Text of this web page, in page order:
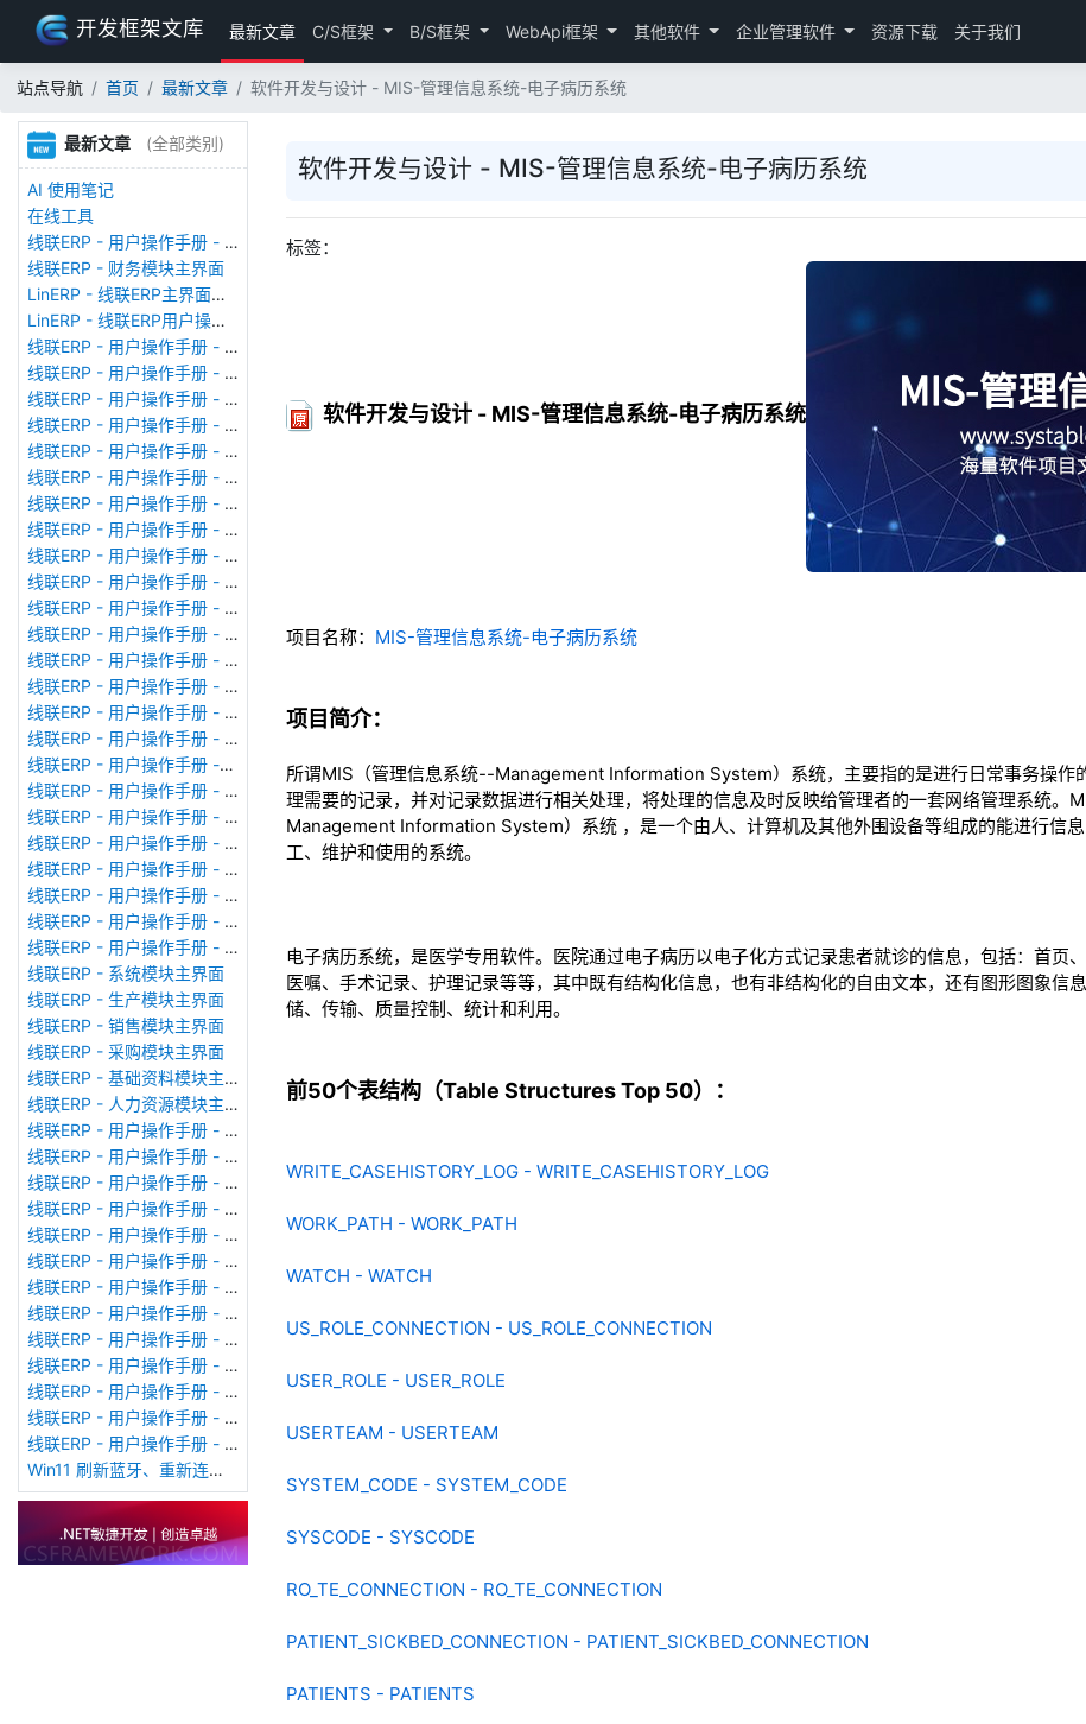
开发框架文库 最新文章 C/S框架 B/S框架 WebApi框架 其他软件 企业管理软件 资源下载 关于我们
站点导航 首页 最新文章 软件开发与设计 - MIS-管理信息系统-电子病历系统
最新文章 (全部类别)
AI 使用笔记
在线工具
线联ERP - 用户操作手册 - 存货期初
线联ERP - 财务模块主界面
LinERP - 线联ERP主界面（HOME）
LinERP - 线联ERP用户操作手册 - 系统登陆
线联ERP - 用户操作手册 - 查看在线用户
线联ERP - 用户操作手册 - 数据备份
线联ERP - 用户操作手册 - 工厂管理
线联ERP - 用户操作手册 - 帐套管理
线联ERP - 用户操作手册 - 语种设置
线联ERP - 用户操作手册 - 国际化多语言
线联ERP - 用户操作手册 - 报表管理
线联ERP - 用户操作手册 - 字段名管理
线联ERP - 用户操作手册 - 模块管理
线联ERP - 用户操作手册 - 广播消息
线联ERP - 用户操作手册 - 审计日志
线联ERP - 用户操作手册 - 公司资料设置
线联ERP - 用户操作手册 - 系统参数设置
线联ERP - 用户操作手册 - 单据类型
线联ERP - 用户操作手册 - 号码规则
线联ERP - 用户操作手册 - 功能菜单
线联ERP - 用户操作手册 -分配临时角色
线联ERP - 用户操作手册 - 组织架构
线联ERP - 用户操作手册 - 用户管理
线联ERP - 用户操作手册 - 角色/岗位管理
线联ERP - 用户操作手册 - 暂估入库明细表
线联ERP - 用户操作手册 - 物料收发明细表
线联ERP - 用户操作手册 - 即时库存余额表
线联ERP - 用户操作手册 - 库存账龄分析表
线联ERP - 系统模块主界面
线联ERP - 生产模块主界面
线联ERP - 销售模块主界面
线联ERP - 采购模块主界面
线联ERP - 基础资料模块主界面
线联ERP - 人力资源模块主界面
线联ERP - 用户操作手册 - 个人考勤报表（横向）
线联ERP - 用户操作手册 - 部门考勤报表
线联ERP - 用户操作手册 - 个人考勤报表
线联ERP - 用户操作手册 - 考勤计算
线联ERP - 用户操作手册 - 节假日管理
线联ERP - 用户操作手册 - 请假管理
线联ERP - 用户操作手册 - 补卡管理
线联ERP - 用户操作手册 - 考勤设备管理
线联ERP - 用户操作手册 - 考勤参数配置
线联ERP - 用户操作手册 - 考勤设备绑定
线联ERP - 用户操作手册 - 员工档案
线联ERP - 用户操作手册 - 班次管理
线联ERP - 用户操作手册 - 排班管理
Win11 刷新蓝牙、重新连接蓝牙音响
软件开发与设计 - MIS-管理信息系统-电子病历系统
标签：
软件开发与设计 - MIS-管理信息系统-电子病历系统
项目名称： MIS-管理信息系统-电子病历系统
项目简介：
所谓MIS（管理信息系统--Management Information System）系统，主要指的是进行日常事务操作
理需要的记录，并对记录数据进行相关处理，将处理的信息及时反映给管理者的一套网络管理系统。
Management Information System）系统 ，是一个由人、计算机及其他外围设备等组成的能进行信
工、维护和使用的系统。
电子病历系统，是医学专用软件。医院通过电子病历以电子化方式记录患者就诊的信息，包括：首页
医嘱、手术记录、护理记录等等，其中既有结构化信息，也有非结构化的自由文本，还有图形图象信
储、传输、质量控制、统计和利用。
前50个表结构（Table Structures Top 50）：
WRITE_CASEHISTORY_LOG - WRITE_CASEHISTORY_LOG
WORK_PATH - WORK_PATH
WATCH - WATCH
US_ROLE_CONNECTION - US_ROLE_CONNECTION
USER_ROLE - USER_ROLE
USERTEAM - USERTEAM
SYSTEM_CODE - SYSTEM_CODE
SYSCODE - SYSCODE
RO_TE_CONNECTION - RO_TE_CONNECTION
PATIENT_SICKBED_CONNECTION - PATIENT_SICKBED_CONNECTION
PATIENTS - PATIENTS